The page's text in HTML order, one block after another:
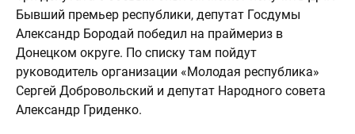
Бывший премьер республики, депутат Госдумы
Александр Бородай победил на праймериз в
Донецком округе. По списку там пойдут
руководитель организации «Молодая республика»
Сергей Добровольский и депутат Народного совета
Александр Гриденко.